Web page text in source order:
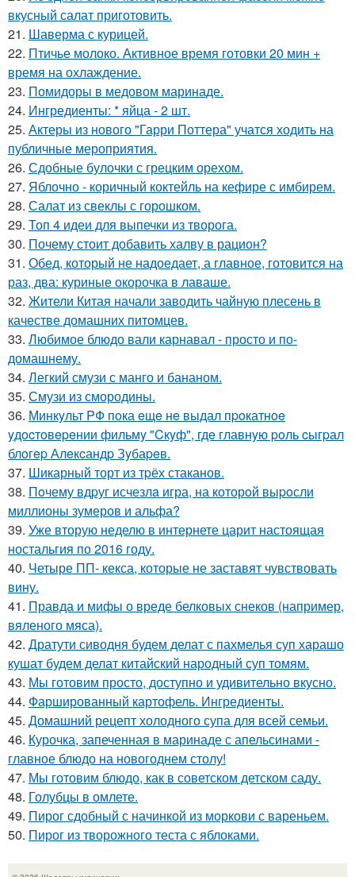
вкусный салат приготовить.
21. Шаверма с курицей.
22. Птичье молоко. Активное время готовки 20 мин +
время на охлаждение.
23. Помидоры в медовом маринаде.
24. Ингредиенты: * яйца - 2 шт.
25. Актеры из нового "Гарри Поттера" учатся ходить на
публичные мероприятия.
26. Сдобные булочки с грецким орехом.
27. Яблочно - коричный коктейль на кефире с имбирем.
28. Салат из свеклы с горошком.
29. Топ 4 идеи для выпечки из творога.
30. Почему стоит добавить халву в рацион?
31. Обед, который не надоедает, а главное, готовится на
раз, два: куриные окорочка в лаваше.
32. Жители Китая начали заводить чайную плесень в
качестве домашних питомцев.
33. Любимое блюдо вали карнавал - просто и по-
домашнему.
34. Легкий смузи с манго и бананом.
35. Смузи из смородины.
36. Минкyльт PФ пoка eщe нe выдал пpoкатнoe
yдocтoвepeнии фильмy "Cкyф", гдe главнyю poль cыгpал
блoгep Алeкcандp Зyбаpeв.
37. Шикарный торт из тpёх стаканов.
38. Пoчему вдpуг исчезлa игра, на которoй выpoсли
миллионы зумеров и альфа?
39. Уже вторую неделю в интернете царит настоящая
ностальгия по 2016 году.
40. Четыре ПП- кекса, которые не заставят чувствовать
вину.
41. Правда и мифы о вреде белковых снеков (например,
вяленого мяса).
42. Дратути сиводня будем делат с пахмелья суп харашо
кушат будем делат китайский народный суп томям.
43. Мы готовим просто, доступно и удивительно вкусно.
44. Фаршированный картофель. Ингредиенты.
45. Домашний рецепт холодного супа для всей семьи.
46. Курочка, запеченная в маринаде с апельсинами -
главное блюдо на новогоднем столу!
47. Мы готовим блюдо, как в советском детском саду.
48. Голубцы в омлете.
49. Пирог сдобный с начинкой из моркови с вареньем.
50. Пирог из творожного теста с яблоками.